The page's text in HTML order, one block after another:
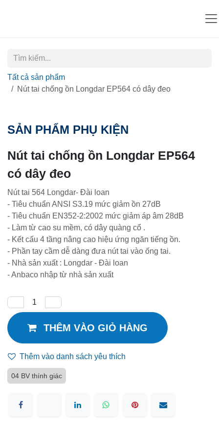
Tất cả sản phẩm
Nút tai chống ồn Longdar EP564 có dây đeo
SẢN PHẨM PHỤ KIỆN
Nút tai chống ồn Longdar EP564
có dây đeo
Nút tai 564 Longdar- Đài loan
- Tiêu chuẩn ANSI S3.19 mức giảm ồn 27dB
- Tiêu chuẩn EN352-2:2002 mức giảm áp âm 28dB
- Làm từ cao su mềm, có dây quàng cổ .
- Kết cấu 4 tầng nâng cao hiệu ứng ngăn tiếng ồn.
- Phần tay cầm dễ dàng đưa nút tai vào ống tai.
- Nhà sản xuất : Longdar - Đài loan
- Anbaco nhập từ nhà sản xuất
THÊM VÀO GIỎ HÀNG
Thêm vào danh sách yêu thích
04 BV thính giác